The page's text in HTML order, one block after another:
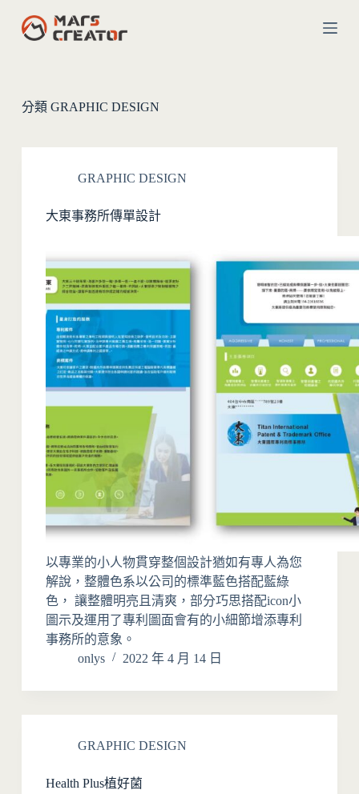
跳
至
容
分類 GRAPHIC DESIGN
GRAPHIC DESIGN
大東事務所傳單設計
以專業的小人物貫穿整個設計猶如有專人為您
解說，整體色系以公司的標準藍色搭配藍綠
色， 讓整體明亮且清爽，部分巧思搭配icon小
圖示及運用了專利圖面會有的小細節增添專利
事務所的意象。
onlys
2022 年 4 月 14 日
GRAPHIC DESIGN
Health Plus植好菌